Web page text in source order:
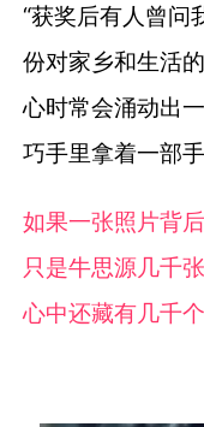
“获奖后有人曾问
份对家乡和生活
心时常会涌动出
巧手里拿着一部
如果一张照片背
只是牛思源几千
心中还藏有几千